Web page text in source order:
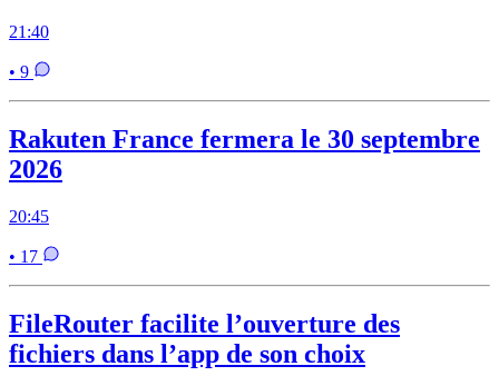
21:40
• 9
Rakuten France fermera le 30 septembre
2026
20:45
• 17
FileRouter facilite l’ouverture des
fichiers dans l’app de son choix